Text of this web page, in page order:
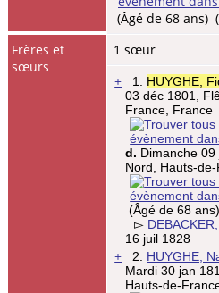
(Âgé de 68 ans)
Frères et
sœurs
1 sœur
+
1. HUYGHE,
03 déc 1801,
France, France
d. Dimanche 09
Nord, Hauts-
(Âgé de 68 ans)
▻
16 juil 1828
+ 2. HUYGHE,
Mardi 30 jan
Hauts-de-